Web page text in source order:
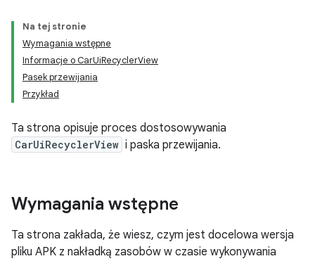
Na tej stronie
Wymagania wstępne
Informacje o CarUiRecyclerView
Pasek przewijania
Przykład
Ta strona opisuje proces dostosowywania
CarUiRecyclerView i paska przewijania.
Wymagania wstępne
Ta strona zakłada, że wiesz, czym jest docelowa wersja
pliku APK z nakładką zasobów w czasie wykonywania